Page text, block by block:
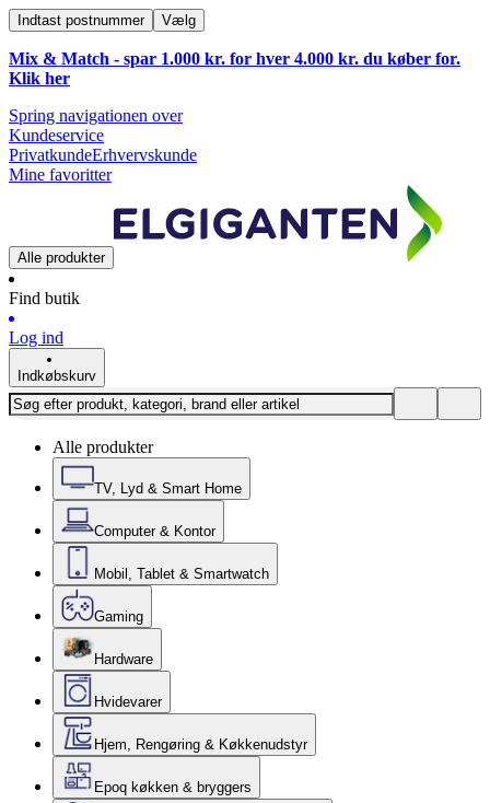
Indtast postnummer Vælg
Mix & Match - spar 1.000 kr. for hver 4.000 kr. du køber for.
Klik her
Spring navigationen over
Kundeservice
PrivatkundeErhvervskunde
Mine favoritter
Alle produkter
Find butik
Log ind
Indkøbskurv
Alle produkter
TV, Lyd & Smart Home
Computer & Kontor
Mobil, Tablet & Smartwatch
Gaming
Hardware
Hvidevarer
Hjem, Rengøring & Køkkenudstyr
Epoq køkken & bryggers